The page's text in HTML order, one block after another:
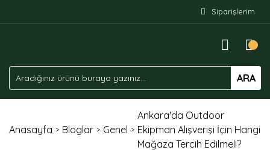
Siparişlerim
ARA
Anasayfa Bloglar Genel
Ankara'da Outdoor
Ekipman Alışverişi İçin Hangi
Mağaza Tercih Edilmeli?